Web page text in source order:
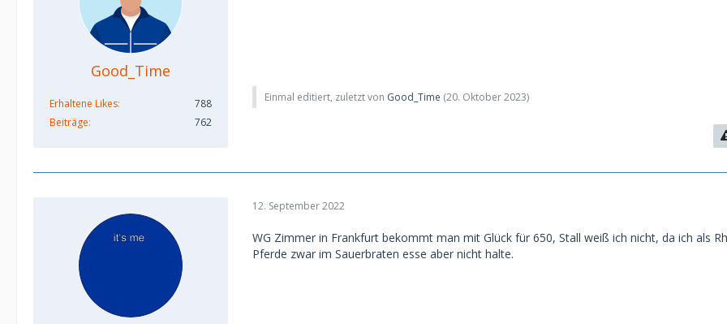
Good_Time
Erhaltene Likes
788
Beiträge
762
Einmal editiert, zuletzt von Good_Time (20. Oktober 2023)
12. September 2022
WG Zimmer in Frankfurt bekommt man mit Glück für 650, Stall weiß ich nicht, da ich als
Pferde zwar im Sauerbraten esse aber nicht halte.